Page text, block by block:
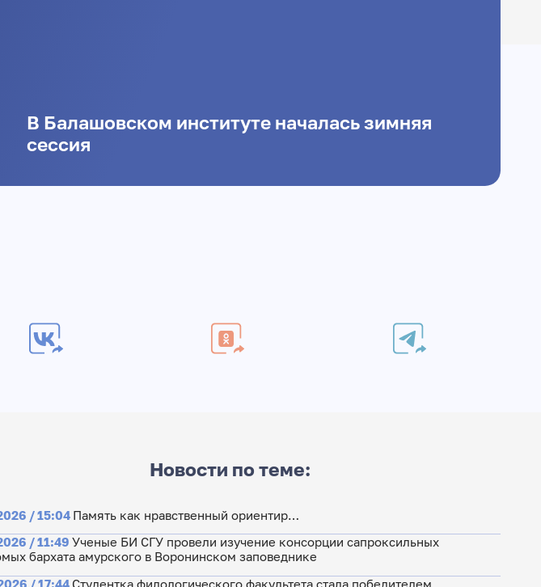
В Балашовском институте началась зимняя
сессия
Новости по теме:
/ 15:04 Память как нравственный ориентир…
/ 11:49 Ученые БИ СГУ провели изучение консорции сапроксильных
бархата амурского в Воронинском заповеднике
/ 17:44 Студентка филологического факультета стала победителем